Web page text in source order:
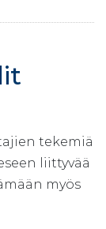
tekemiä
liittyvää
myös